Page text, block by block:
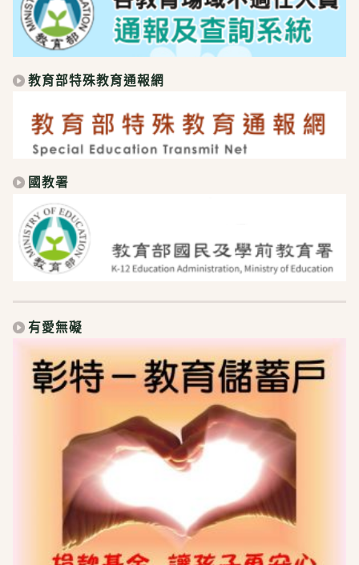
教育部特殊教育通報網
國教署
有愛無礙